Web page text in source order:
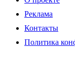
Реклама
Контакты
Политика